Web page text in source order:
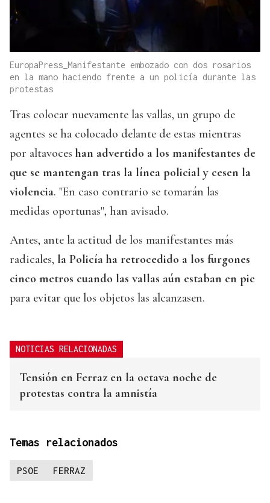
EuropaPress_Manifestante embozado con dos rosarios
en la mano haciendo frente a un policía durante las
protestas
Tras colocar nuevamente las vallas, un grupo de
agentes se ha colocado delante de estas mientras
por altavoces han advertido a los manifestantes de
que se mantengan tras la línea policial y cesen la
violencia. "En caso contrario se tomarán las
medidas oportunas", han avisado.
Antes, ante la actitud de los manifestantes más
radicales, la Policía ha retrocedido a los furgones
cinco metros cuando las vallas aún estaban en pie
para evitar que los objetos las alcanzasen.
NOTICIAS RELACIONADAS
Tensión en Ferraz en la octava noche de
protestas contra la amnistía
Temas relacionados
PSOE FERRAZ